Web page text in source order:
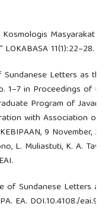
Kosmologis Masyarakat
11(1):22–28.
Sundanese Letters as
1–7 in Proceedings of
Program of
with Association
9 November,
L. Muliastuti, K. A.
of Sundanese Letters
EA. DOI.10.4108./